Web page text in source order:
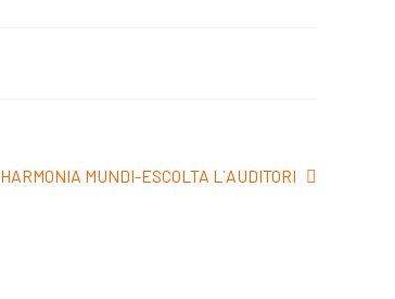
Siguiente:
HARMONIA MUNDI-ESCOLTA L´AUDITORI